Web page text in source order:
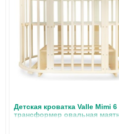
Детская кроватка Valle Mimi 6
трансформер овальная